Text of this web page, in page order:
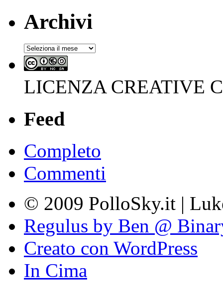
Archivi
Archivi
LICENZA CREATIVE
Feed
Completo
Commenti
© 2009 PolloSky.it |
Regulus by Ben @
Creato con WordPress
In Cima